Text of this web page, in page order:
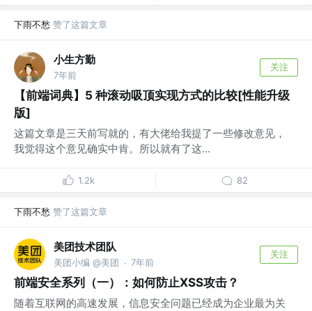
下雨不愁 赞了这篇文章
小生方勤
7年前
关注
【前端词典】5 种滚动吸顶实现方式的比较[性能升级
版]
这篇文章是三天前写就的，有大佬给我提了一些修改意见，
我觉得这个意见确实中肯。所以就有了这...
1.2k 82
下雨不愁 赞了这篇文章
美团技术团队
美团小编 @美团 · 7年前
关注
前端安全系列（一）：如何防止XSS攻击？
随着互联网的高速发展，信息安全问题已经成为企业最为关